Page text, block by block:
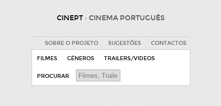
CINEPT · CINEMA PORTUGUÊS
SOBRE O PROJETO SUGESTÕES CONTACTOS
FILMES GÉNEROS TRAILERS/VIDEOS
PROCURAR